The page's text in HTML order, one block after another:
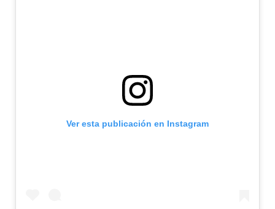
Ver esta publicación en Instagram